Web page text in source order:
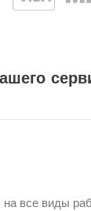
все виды